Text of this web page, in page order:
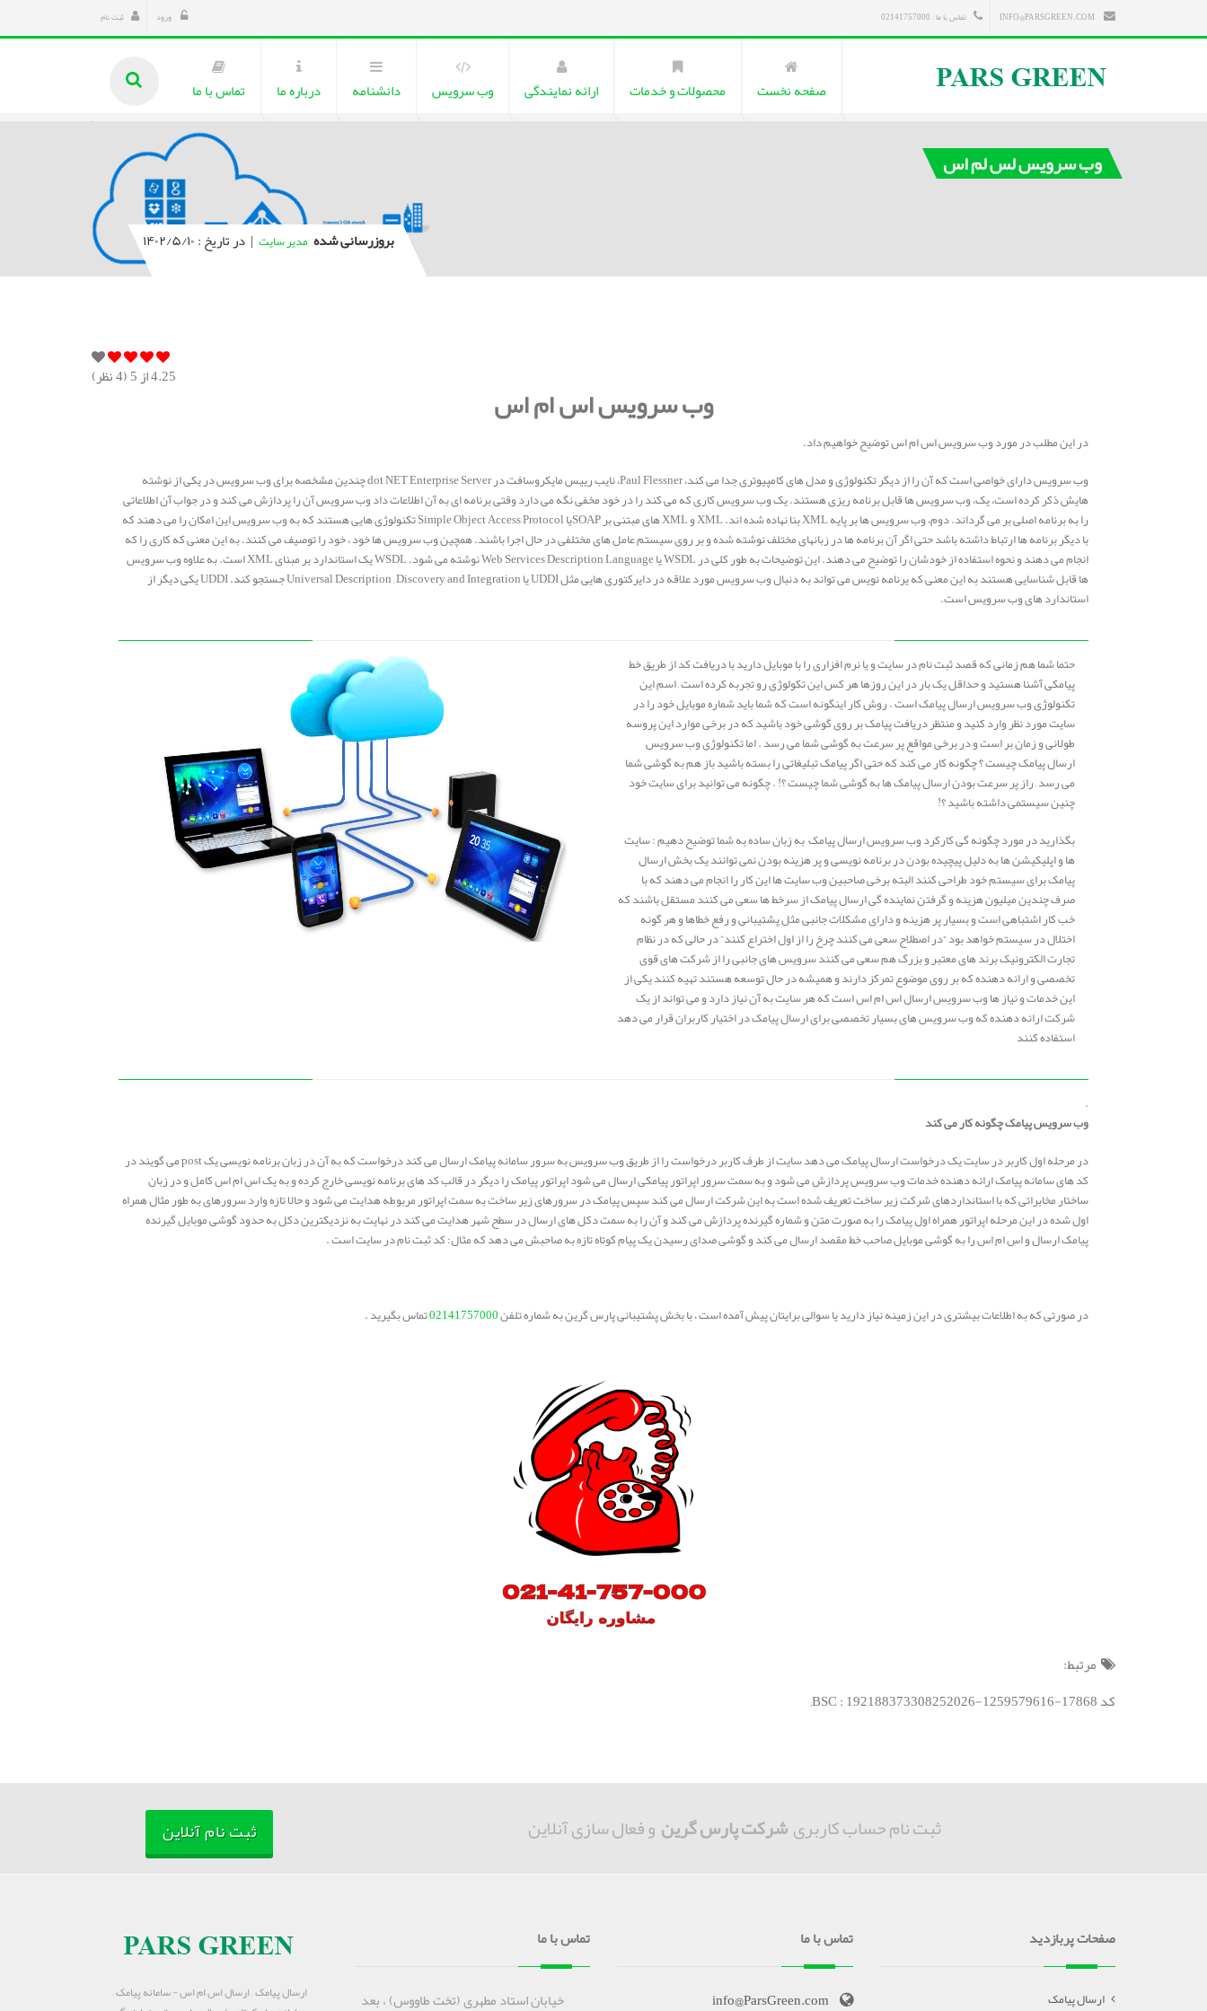
تماس با ما : 02141757000 ورود ثبت نام
صفحه نخست محصولات و خدمات ارائه نمایندگی وب سرویس دانشنامه درباره ما تماس با ما
وب سرویس لس لم اس
بروزرسانی شده مدیر سایت | در تاریخ : ۱۴۰۲/۵/۱۰
4.25از 5 ( 4نظر)
وب سرویس اس ام اس
در این مطلب در مورد وب سرویس اس ام اس توضیح خواهیم داد.
وب سرويس دارای خواصی است که آن را از ديگر تکنولوژی و مدل های کامپيوتری جدا می کند، Paul Flessner، نايب رييس مايکروسافت در dot NET Enterprise Server چندين مشخصه برای وب سرويس در يکی از نوشته
هايش ذکر کرده است، يک، وب سرويس ها قابل برنامه ريزی هستند. يک وب سرويس کاری که می کند را در خود مخفی نگه می دارد وقتی برنامه ای به آن اطلاعات داد وب سرويس آن را پردازش می کند و در جواب آن اطلاعاتی
را به برنامه اصلی بر می گرداند. دوم، وب سرويس ها بر پايه XML بنا نهاده شده اند. XML و XML های مبتنی بر SOAPيا Simple Object Access Protocol تکنولوژی هايی هستند که به وب سرويس اين امکان را می دهند که
با ديگر برنامه ها ارتباط داشته باشد حتی اگر آن برنامه ها در زبانهای مختلف نوشته شده و بر روی سيستم عامل های مختلفی در حال اجرا باشند. همچين وب سرويس ها خود ، خود را توصيف می کنند. به اين معنی که کاری را که
انجام می دهند و نحوه استفاده از خودشان را توضيح می دهند. اين توضيحات به طور کلی در WSDL يا Web Services Description Language نوشته می شود. WSDL يک استاندارد بر مبنای XML است. به علاوه وب سرويس
ها قابل شناسايی هستند به اين معنی که یرنامه نويس می تواند به دنبال وب سرويس مورد علاقه در دايرکتوری هايی مثل UDDI يا Universal Description , Discovery and Integration جستجو کند. UDDI يکی ديگر از
استاندارد های وب سرويس است.
حتما شما هم زمانی که قصد ثبت نام در سایت و یا نرم افزاری را با موبایل دارید با دریافت کد از طریق خط
پیامکی آشنا هستید و حداقل یک بار در این روزها هر کس این تکولوژی رو تجربه کرده است , اسم این
تکنولوژی وب سرویس ارسال پیامک است . روش کار اینگونه است که شما باید شماره موبایل خود را در
سایت مورد نظر وارد کنید و منتظر دریافت پیامک بر روی گوشی خود باشید که در برخی موارد این پروسه
طولانی و زمان بر است و در برخی مواقع پر سرعت به گوشی شما می رسد . اما تکنولوژی وب سرویس
ارسال پیامک چیست ؟ چگونه کار می کند که حتی اگر پیامک تبلیغاتی را بسته باشید باز هم به گوشی شما
می رسد , راز پر سرعت بودن ارسال پیامک ها به گوشی شما چیست ؟! . چگونه می توانید برای سایت خود
چنین سیستمی داشته باشید ؟!
بگذارید در مورد چگونه گی کارکرد وب سرویس ارسال پیامک به زبان ساده به شما توضیح دهیم : سایت
ها و اپلیکیشن ها به دلیل پیچیده بودن در برنامه نویسی و پر هزینه بودن نمی توانند یک بخش ارسال
پیامک برای سیستم خود طراحی کنند البته برخی صاحبین وب سایت ها این کار را انجام می دهند که با
صرف چندین میلیون هزینه و گرفتن نماینده گی ارسال پیامک از سرخط ها سعی می کنند مستقل باشند که
خب کار اشتباهی است و بسیار پر هزینه و دارای مشکلات جانبی مثل پشتیبانی و رفع خطاها و هر گونه
اختلال در سیستم خواهد بود “در اصطلاح سعی می کنند چرخ را از اول اختراع کنند” در حالی که در نظام
تجارت الکترونیک برند های معتبر و بزرگ هم سعی می کنند سرویس های جانبی را از شرکت های قوی
تخصصی و ارائه دهنده که بر روی موضوع تمرکز دارند و همیشه در حال توسعه هستند تهیه کنند یکی از
این خدمات و نیاز ها وب سرویس ارسال اس ام اس است که هر سایت به آن نیاز دارد و می تواند از یک
شرکت ارائه دهنده که وب سرویس های بسیار تخصصی برای ارسال پیامک در اختیار کاربران قرار می دهد
استفاده کنند
.
وب سرویس پیامک چگونه کار می کند
در مرحله اول کاربر در سایت یک درخواست ارسال پیامک می دهد سایت از طرف کاربر درخواست را از طریق وب سرویس به سرور سامانه پیامک ارسال می کند درخواست که به آن در زبان برنامه نویسی یک post می گویند در
کد های سامانه پیامک ارائه دهنده خدمات وب سرویس پردازش می شود و به سمت سرور اپراتور پیامکی ارسال می شود اپراتور پیامک را دیگر در قالب کد های برنامه نویسی خارج کرده و به یک اس ام اس کامل و در زبان
ساختار مخابراتی که با استانداردهای شرکت زیر ساخت تعریف شده است به این شرکت ارسال می کند سپس پیامک در سرورهای زیر ساخت به سمت اپراتور مربوطه هدایت می شود و حالا تازه وارد سرورهای به طور مثال همراه
اول شده در این مرحله اپراتور همراه اول پیامک را به صورت متن و شماره گیرنده پردازش می کند و آن را به سمت دکل های ارسال در سطح شهر هدایت می کند در نهایت به نزدیکترین دکل به حدود گوشی موبایل گیرنده
پیامک ارسال و اس ام اس را به گوشی موبایل صاحب خط مقصد ارسال می کند و گوشی صدای رسیدن یک پیام کوتاه تازه به صاحبش می دهد که مثال: کد ثبت نام در سایت است .
در صورتی که به اطلاعات بیشتری در این زمینه نیاز دارید یا سوالی برایتان پیش آمده است ، با بخش پشتیبانی پارس گرین به شماره تلفن02141757000تماس بگیرید .
مرتبط:
کد BSC : 192188373308252026-1259579616-17868;
ثبت نام حساب کاربریشرکت پارس گرین و فعال سازی آنلاین ثبت نام آنلاین
صفحات پربازدید
ارسال پیامک
تماس با ما
info@ParsGreen.com
تماس با ما
خیابان استاد مطهری (تخت طاووس) ، بعد
ارسال پیامک – ارسال اس ام اس - سامانه پیامک –